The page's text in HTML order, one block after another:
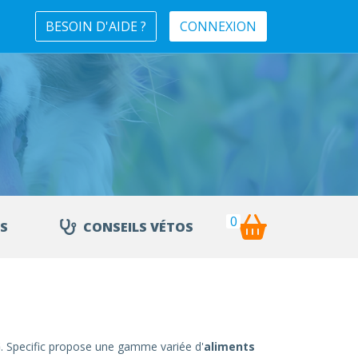
BESOIN D'AIDE ? CONNEXION
CONSEILS VÉTOS 0
Specific propose une gamme variée d'aliments